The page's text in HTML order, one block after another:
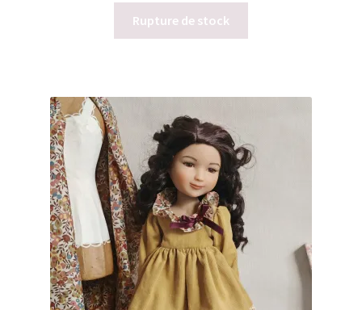
initial
était :
actuel
est :
Rupture de stock